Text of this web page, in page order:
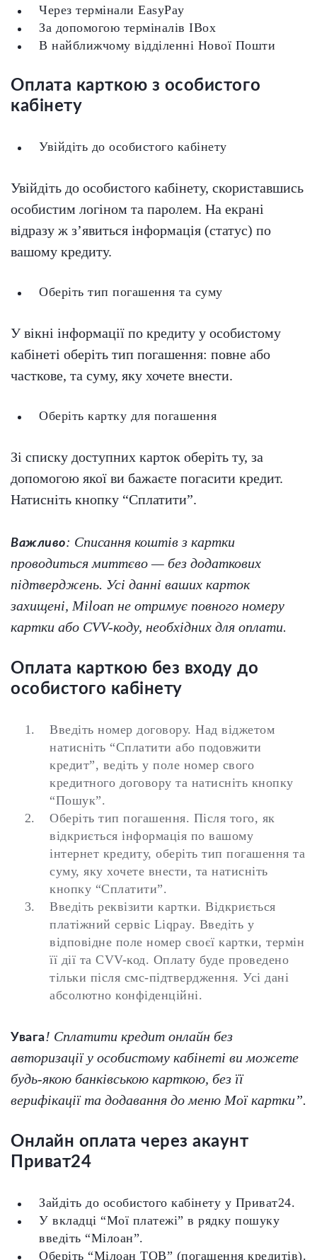
Через термінали EasyPay
За допомогою терміналів IBox
В найближчому відділенні Нової Пошти
Оплата карткою з особистого
кабінету
Увійдіть до особистого кабінету
Увійдіть до особистого кабінету, скориставшись
особистим логіном та паролем. На екрані
відразу ж з’явиться інформація (статус) по
вашому кредиту.
Оберіть тип погашення та суму
У вікні інформації по кредиту у особистому
кабінеті оберіть тип погашення: повне або
часткове, та суму, яку хочете внести.
Оберіть картку для погашення
Зі списку доступних карток оберіть ту, за
допомогою якої ви бажаєте погасити кредит.
Натисніть кнопку “Сплатити”.
Важливо: Списання коштів з картки
проводиться миттєво — без додаткових
підтверджень. Усі данні ваших карток
захищені, Miloan не отримує повного номеру
картки або CVV-коду, необхідних для оплати.
Оплата карткою без входу до
особистого кабінету
Введіть номер договору. Над віджетом
натисніть “Сплатити або подовжити
кредит”, ведіть у поле номер свого
кредитного договору та натисніть кнопку
“Пошук”.
Оберіть тип погашення. Після того, як
відкриється інформація по вашому
інтернет кредиту, оберіть тип погашення та
суму, яку хочете внести, та натисніть
кнопку “Сплатити”.
Введіть реквізити картки. Відкриється
платіжний сервіс Liqpay. Введіть у
відповідне поле номер своєї картки, термін
її дії та CVV-код. Оплату буде проведено
тільки після смс-підтвердження. Усі дані
абсолютно конфіденційні.
Увага! Сплатити кредит онлайн без
авторизації у особистому кабінеті ви можете
будь-якою банківською карткою, без її
верифікації та додавання до меню Мої картки”.
Онлайн оплата через акаунт
Приват24
Зайдіть до особистого кабінету у Приват24.
У вкладці “Мої платежі” в рядку пошуку
введіть “Мілоан”.
Оберіть “Мілоан ТОВ” (погашення кредитів).